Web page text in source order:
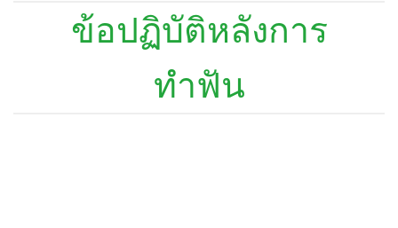
ข้อปฏิบัติหลังการ
ทำฟัน